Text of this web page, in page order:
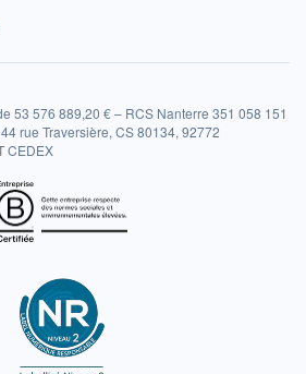
53 576 889,20 € – RCS Nanterre 351 058 151
rue Traversière, CS 80134, 92772
CEDEX